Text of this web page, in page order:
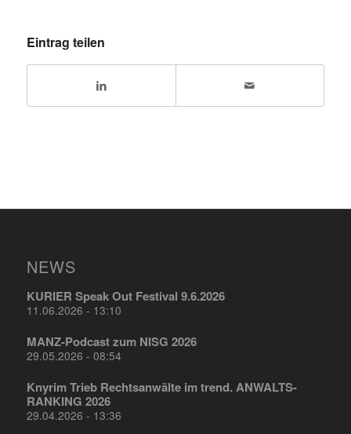
Eintrag teilen
NEWS
KURIER Speak Out Festival 9.6.2026
11.06.2026 - 13:10
MANZ-Podcast zum NISG 2026
29.05.2026 - 08:54
Knyrim Trieb Rechtsanwälte im trend. ANWALTS-
RANKING 2026
29.04.2026 - 13:36